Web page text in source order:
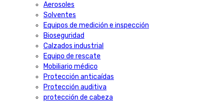
Aerosoles
Solventes
Equipos de medición e inspección
Bioseguridad
Calzados industrial
Equipo de rescate
Mobiliario médico
Protección anticaídas
Protección auditiva
protección de cabeza